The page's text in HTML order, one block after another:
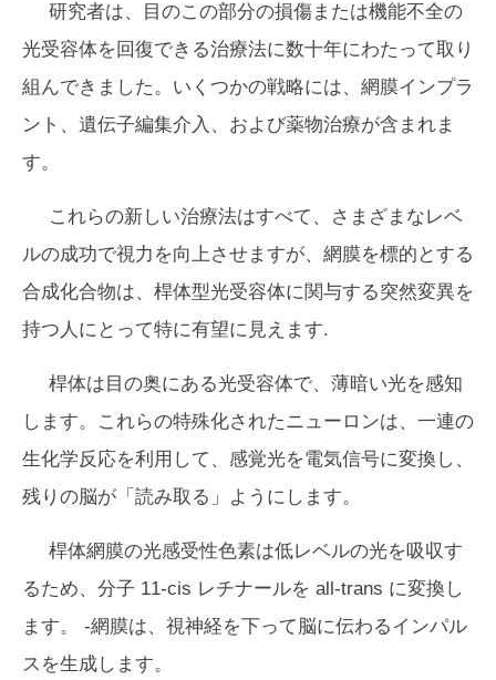
研究者は、目のこの部分の損傷または機能不全の
光受容体を回復できる治療法に数十年にわたって取り
組んできました。いくつかの戦略には、網膜インプラ
ント、遺伝子編集介入、および薬物治療が含まれま
す。
これらの新しい治療法はすべて、さまざまなレベ
ルの成功で視力を向上させますが、網膜を標的とする
合成化合物は、桿体型光受容体に関与する突然変異を
持つ人にとって特に有望に見えます.
桿体は目の奥にある光受容体で、薄暗い光を感知
します。これらの特殊化されたニューロンは、一連の
生化学反応を利用して、感覚光を電気信号に変換し、
残りの脳が「読み取る」ようにします。
桿体網膜の光感受性色素は低レベルの光を吸収す
るため、分子 11-cis レチナールを all-trans に変換し
ます。 -網膜は、視神経を下って脳に伝わるインパル
スを生成します。